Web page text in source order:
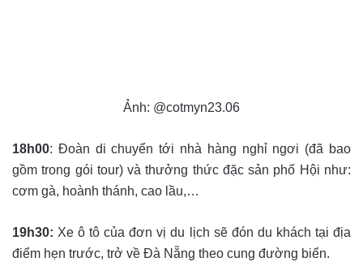
Ảnh: @cotmyn23.06
18h00: Đoàn di chuyển tới nhà hàng nghỉ ngơi (đã bao
gồm trong gói tour) và thưởng thức đặc sản phố Hội như:
cơm gà, hoành thánh, cao lầu,…
19h30: Xe ô tô của đơn vị du lịch sẽ đón du khách tại địa
điểm hẹn trước, trở về Đà Nẵng theo cung đường biển.